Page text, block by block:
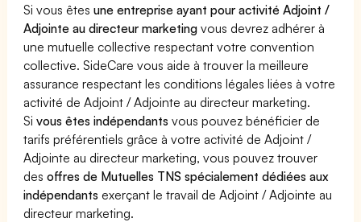
Si vous êtesune entreprise ayant pour activité Adjoint /
Adjointe au directeur marketing vous devrez adhérer à
une mutuelle collective respectant votre convention
collective. SideCare vous aide à trouver la meilleure
assurance respectant les conditions légales liées à votre
activité de Adjoint / Adjointe au directeur marketing.
Sivous êtes indépendants vous pouvez bénéficier de
tarifs préférentiels grâce à votre activité de Adjoint /
Adjointe au directeur marketing, vous pouvez trouver
desoffres de Mutuelles TNS spécialement dédiées aux
indépendants exerçant le travail de Adjoint / Adjointe au
directeur marketing.